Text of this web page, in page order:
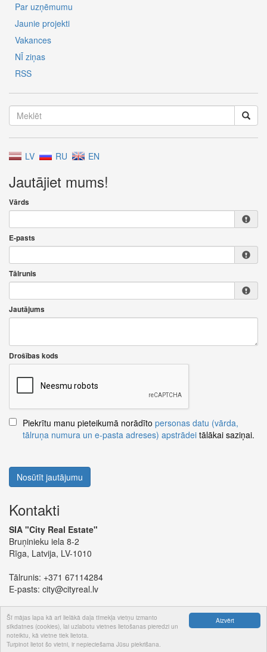
Aizvērt
Šī mājas lapa kā arī lielākā daļa tīmekļa vietņu izmanto
sīkdatnes (cookies), lai uzlabotu vietnes lietošanas pieredzi un
noteiktu, kā vietne tiek lietota.
Turpinot lietot šo vietni, ir nepieciešama Jūsu piekrišana.
Par uzņēmumu
Jaunie projekti
Vakances
NĪ ziņas
RSS
LV RU EN
Jautājiet mums!
Vārds
E-pasts
Tālrunis
Jautājums
Drošības kods
Piekrītu manu pieteikumā norādīto personas datu (vārda,
tālruņa numura un e-pasta adreses) apstrādei tālākai saziņai.
Nosūtīt jautājumu
Kontakti
SIA "City Real Estate"
Bruņinieku iela 8-2
Rīga, Latvija, LV-1010
Tālrunis: +371 67114284
E-pasts: city@cityreal.lv
© 2024 SIA "City Real Estate"